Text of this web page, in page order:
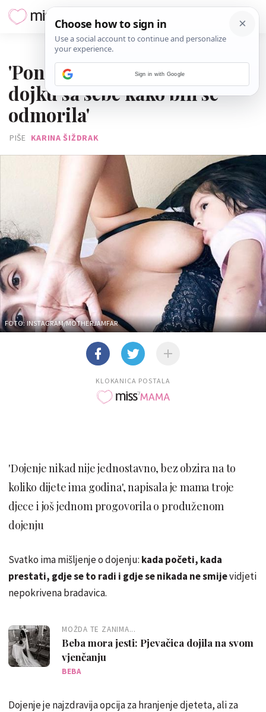
'Ponekad poželim skinuti
dojku sa sebe kako bih se
odmorila'
PIŠE KARINA ŠIŽDRAK
FOTO: INSTAGRAM/MOTHERJAMFAR
KLOKANICA POSTALA
'Dojenje nikad nije jednostavno, bez obzira na to
koliko dijete ima godina', napisala je mama troje
djece i još jednom progovorila o produženom
dojenju
Svatko ima mišljenje o dojenju: kada početi, kada
prestati, gdje se to radi i gdje se nikada ne smijevidjeti
nepokrivena bradavica.
MOŽDA TE ZANIMA...
Beba mora jesti: Pjevačica dojila na svom
vjenčanju
BEBA
Dojenje je najzdravija opcija za hranjenje djeteta, ali za
Sign in with Google